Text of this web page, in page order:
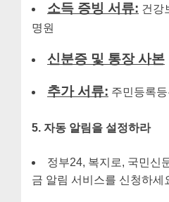
소득 증빙 서류: 건강
명원
신분증 및 통장 사본
추가 서류: 주민등록
5. 자동 알림을 설정하라
정부24, 복지로, 국민신
금 알림 서비스를 신청하세